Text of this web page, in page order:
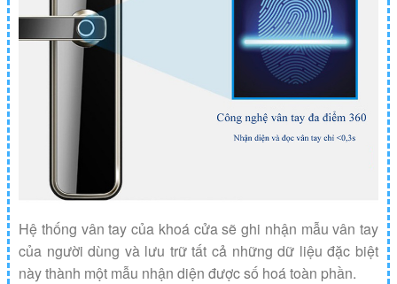
Hệ thống vân tay của khoá cửa sẽ ghi nhận mẫu vân tay
của người dùng và lưu trữ tất cả những dữ liệu đặc biệt
này thành một mẫu nhận diện được số hoá toàn phần.